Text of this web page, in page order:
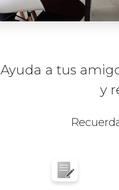
Ayuda a tus
y